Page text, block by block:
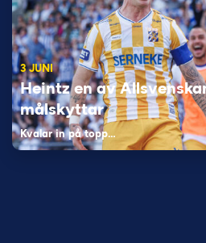
3 JUNI
Heintz en av
målskyttar
Kvalar in på topp…